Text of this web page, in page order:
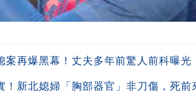
案再爆黑幕！丈夫多年前驚人前科曝
！新北媳婦「胸部器官」非刀傷，死